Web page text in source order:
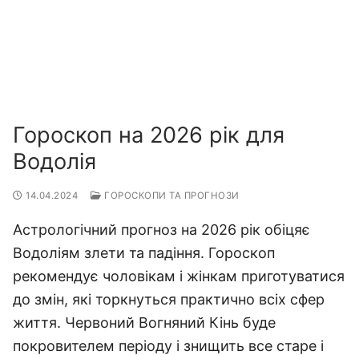
Гороскоп на 2026 рік для
Водолія
14.04.2024 ГОРОСКОПИ ТА ПРОГНОЗИ
Астрологічний прогноз на 2026 рік обіцяє
Водоліям злети та падіння. Гороскоп
рекомендує чоловікам і жінкам приготуватися
до змін, які торкнуться практично всіх сфер
життя. Червоний Вогняний Кінь буде
покровителем періоду і знищить все старе і